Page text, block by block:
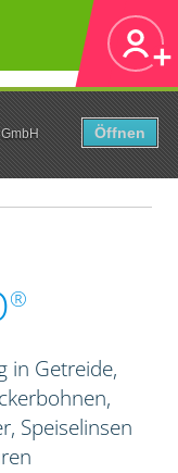
Öffnen
®
in Getreide,
Speiselinsen